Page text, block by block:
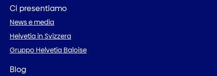
Ci presentiamo
News e media
Helvetia in Svizzera
Gruppo Helvetia Baloise
Blog